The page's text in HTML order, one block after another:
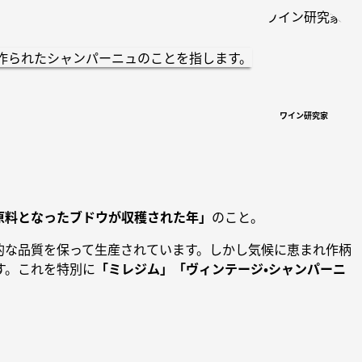
れたシャンパーニュのことを指します。
ワイン研究家
となったブドウが収穫された年」 のこと。
品質を保って生産されています。しかし気候に恵まれ作柄
これを特別に 「ミレジム」「ヴィンテージ・シャンパーニ